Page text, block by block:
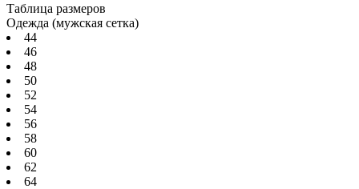
Таблица размеров
Одежда (мужская сетка)
44
46
48
50
52
54
56
58
60
62
64